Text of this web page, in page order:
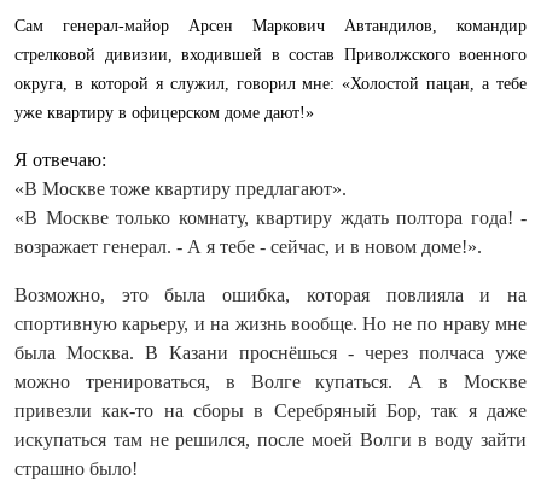
Сам генерал-майор Арсен Маркович Автандилов, командир
стрелковой дивизии, входившей в состав Приволжского военного
округа, в которой я служил, говорил мне: «Холостой пацан, а тебе
уже квартиру в офицерском доме дают!»
Я отвечаю:
«В Москве тоже квартиру предлагают».
«В Москве только комнату, квартиру ждать полтора года! -
возражает генерал. - А я тебе - сейчас, и в новом доме!».
Возможно, это была ошибка, которая повлияла и на
спортивную карьеру, и на жизнь вообще. Но не по нраву мне
была Москва. В Казани проснёшься - через полчаса уже
можно тренироваться, в Волге купаться. А в Москве
привезли как-то на сборы в Серебряный Бор, так я даже
искупаться там не решился, после моей Волги в воду зайти
страшно было!